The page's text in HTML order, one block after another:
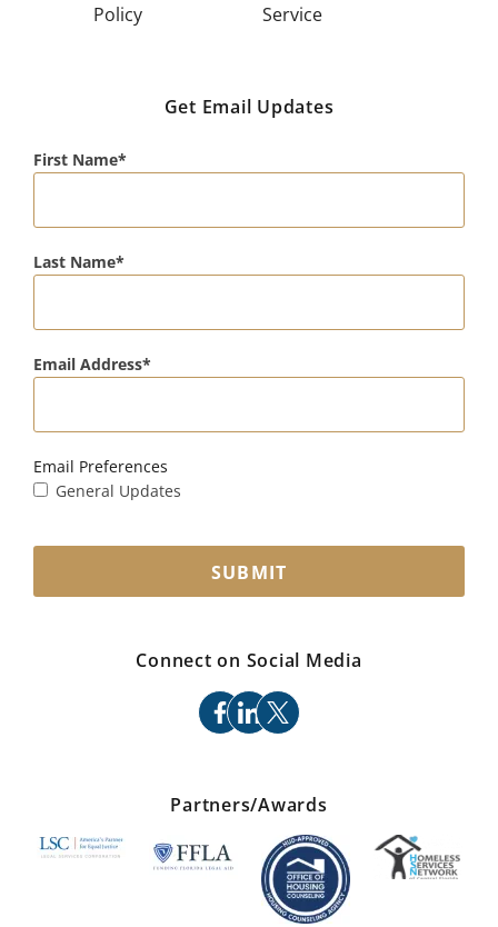
Policy
Service
Get Email Updates
First Name
Last Name
Email Address
Email Preferences
General Updates
SUBMIT
Connect on Social Media
facebook
linkedin
x
Partners/Awards